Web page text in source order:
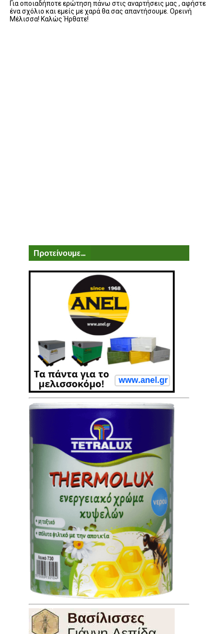
Για οποιαδήποτε ερώτηση πάνω στις αναρτήσεις μας , αφήστε
ένα σχόλιο και εμείς με χαρά θα σας απαντήσουμε. Ορεινή
Μέλισσα! Καλώς Ήρθατε!
Προτείνουμε...